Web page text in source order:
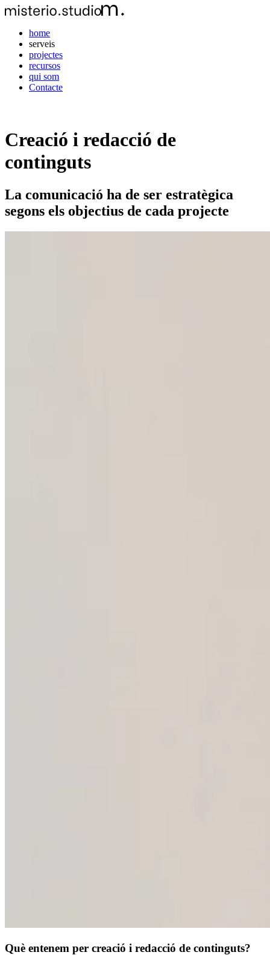
home
serveis
projectes
recursos
qui som
Contacte
Creació i redacció de
continguts
La comunicació ha de ser estratègica
segons els objectius de cada projecte
Què entenem per creació i redacció de continguts?